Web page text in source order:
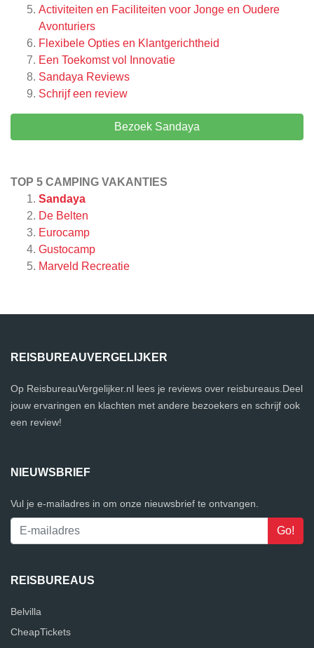
Activiteiten en Faciliteiten voor Jonge en Oudere
Avonturiers
Flexibele Opties en Klantgerichtheid
Een Toekomst vol Innovatie
Sandaya Reviews
Schrijf een review
Bezoek Sandaya
TOP 5 CAMPING VAKANTIES
Sandaya
De Belten
Eurocamp
Gustocamp
Marveld Recreatie
REISBUREAUVERGELIJKER
Op ReisbureauVergelijker.nl lees je reviews over reisbureaus.Deel
jouw ervaringen en klachten met andere bezoekers en schrijf ook
een review!
NIEUWSBRIEF
Vul je e-mailadres in om onze nieuwsbrief te ontvangen.
REISBUREAUS
Belvilla
CheapTickets